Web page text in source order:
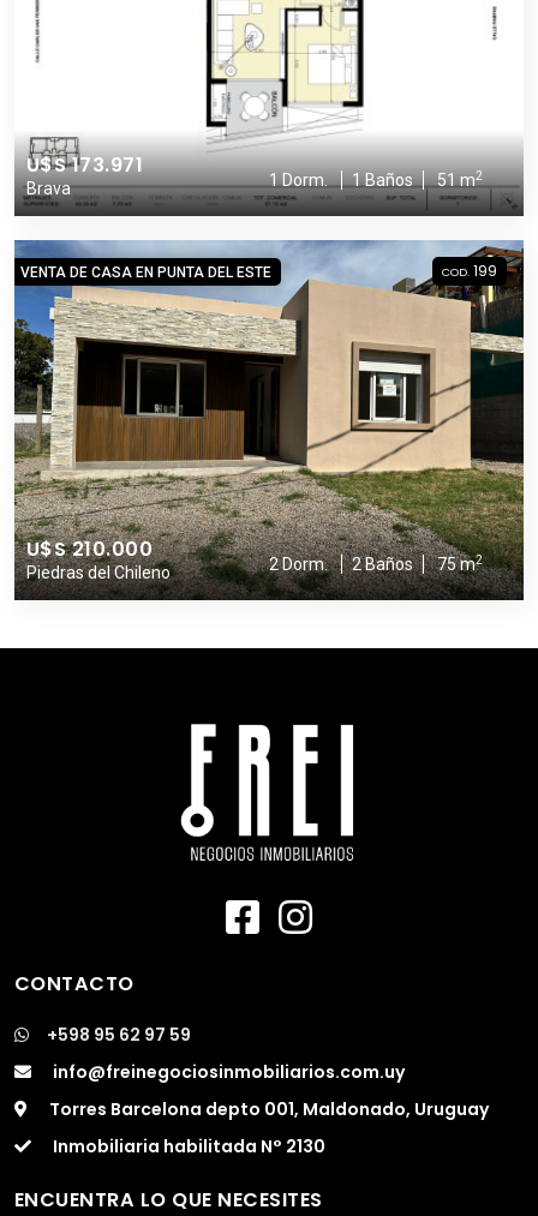
U$S 173.971
Brava 1 Dorm. 1 Baños 51 m2
VENTA DE CASA EN PUNTA DEL ESTE COD. 199
U$S 210.000
Piedras del Chileno 2 Dorm. 2 Baños 75 m2
CONTACTO
+598 95 62 97 59
info@freinegociosinmobiliarios.com.uy
Torres Barcelona depto 001, Maldonado, Uruguay
Inmobiliaria habilitada N° 2130
ENCUENTRA LO QUE NECESITES